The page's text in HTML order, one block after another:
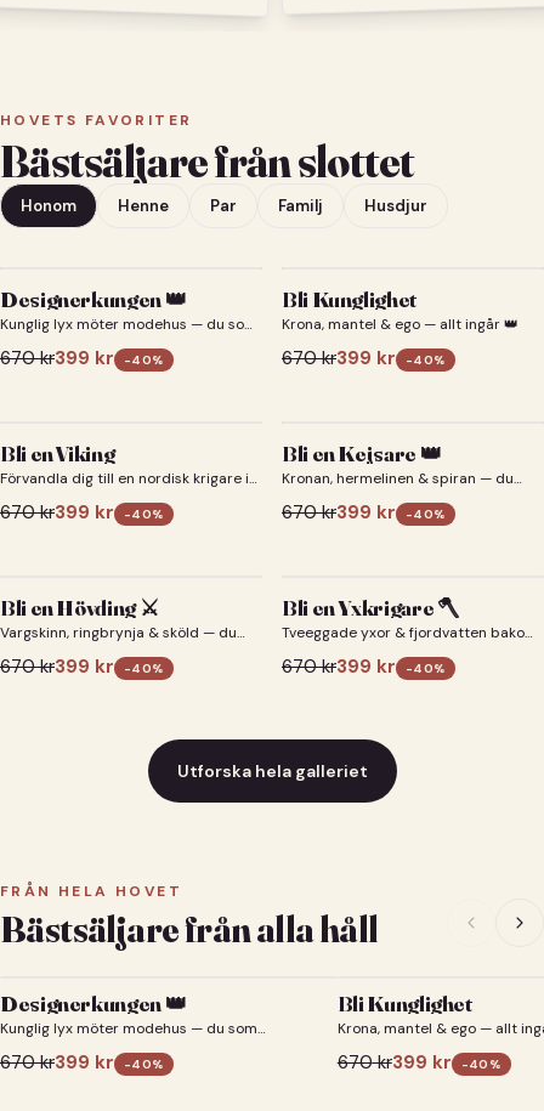
HOVETS FAVORITER
Bästsäljare från slottet
Honom Henne Par Familj Husdjur
Designerkungen 👑
Kunglig lyx möter modehus — du som
670kr399 kr -40%
Bli Kunglighet
Krona, mantel & ego — allt ingår 👑
670kr399 kr -40%
Bli en Viking
Förvandla dig till en nordisk krigare i
ett episkt vikingaporträtt.
670kr399 kr -40%
Bli en Kejsare 👑
Kronan, hermelinen & spiran — du
670kr399 kr -40%
Bli en Hövding ⚔️
Vargskinn, ringbrynja & sköld — du
som nordisk krigsherre ⚔️
670kr399 kr -40%
Bli en Yxkrigare 🪓
Tveeggade yxor & fjordvatten bakom
670kr399 kr -40%
Utforska hela galleriet
FRÅN HELA HOVET
Bästsäljare från alla håll
Designerkungen 👑
Kunglig lyx möter modehus — du som
670kr399 kr -40%
Bli Kunglighet
Krona, mantel & ego — allt
670kr399 kr -40 %